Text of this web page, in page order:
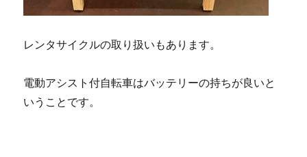
レンタサイクルの取り扱いもあります。
電動アシスト付自転車はバッテリーの持ちが良いと
いうことです。